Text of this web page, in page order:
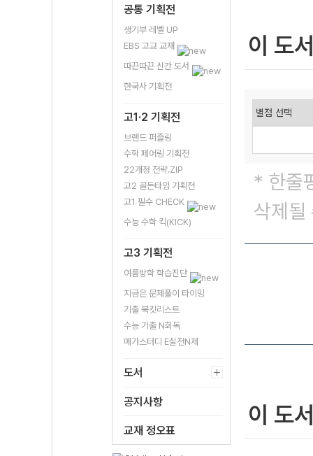
공통 기획전
생기부 레벨 UP
EBS 고교 교재
따끈따끈 신간 도서
한국사 기획전
고1·2 기획전
브랜드 퍼즐링
수학 페어링 기획전
22개정 전략.ZIP
고2 골든타임 기획전
고1 필수 CHECK
수능 수학 킥(KICK)
고3 기획전
여름방학 학습진단
지금은 문제풀이 타이밍
기출 북킷리스트
수능 기출 N회독
메가스터디 E실전N제
도서
공지사항
교재 정오표
이 도
* 한줄
삭제될
이 도